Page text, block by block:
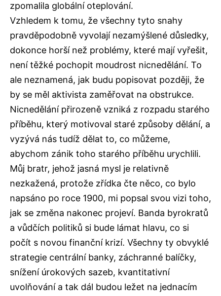
zpomalila globální oteplování.
Vzhledem k tomu, že všechny tyto snahy
pravděpodobně vyvolají nezamýšlené důsledky,
dokonce horší než problémy, které mají vyřešit,
není těžké pochopit moudrost nicnedělání. To
ale neznamená, jak budu popisovat později, že
by se měl aktivista zaměřovat na obstrukce.
Nicnedělání přirozeně vzniká z rozpadu starého
příběhu, který motivoval staré způsoby dělání, a
vyzývá nás tudíž dělat to, co můžeme,
abychom zánik toho starého příběhu urychlili.
Můj bratr, jehož jasná mysl je relativně
nezkažená, protože zřídka čte něco, co bylo
napsáno po roce 1900, mi popsal svou vizi toho,
jak se změna nakonec projeví. Banda byrokratů
a vůdčích politiků si bude lámat hlavu, co si
počít s novou finanční krizí. Všechny ty obvyklé
strategie centrální banky, záchranné balíčky,
snížení úrokových sazeb, kvantitativní
uvolňování a tak dál budou ležet na jednacím